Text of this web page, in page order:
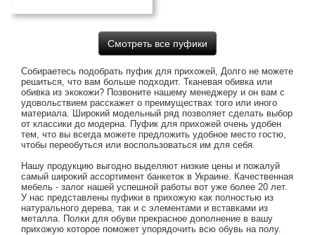
Смотреть все пуфики
Собираетесь подобрать пуфик для прихожей, Долго не можете
решиться, что вам больше подходит. Тканевая обивка или
обивка из экокожи? Позвоните нашему менеджеру и он вам с
удовольствием расскажет о преимуществах того или иного
материала. Широкий модельный ряд позволяет сделать выбор
от классики до модерна. Пуфик для прихожей очень удобен
тем, что вы всегда можете предложить удобное место гостю,
чтобы переобуться или воспользоваться им для себя.
Нашу продукцию выгодно выделяют низкие цены и пожалуй
самый широкий ассортимент банкеток в Украине. Качественная
мебель - залог нашей успешной работы вот уже более 20 лет.
У нас представлены пуфики в прихожую как полностью из
натурального дерева, так и с элементами и вставками из
металла. Полки для обуви прекрасное дополнение в вашу
прихожую которое поможет упорядочить всю обувь на полу.